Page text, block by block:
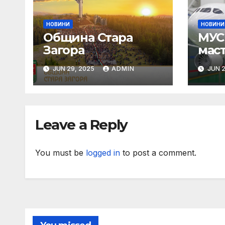
НОВИНИ
Община Стара
Загора
JUN 29, 2025 ADMIN
НОВИНИ
МУС
JUN
Leave a Reply
You must be logged in to post a comment.